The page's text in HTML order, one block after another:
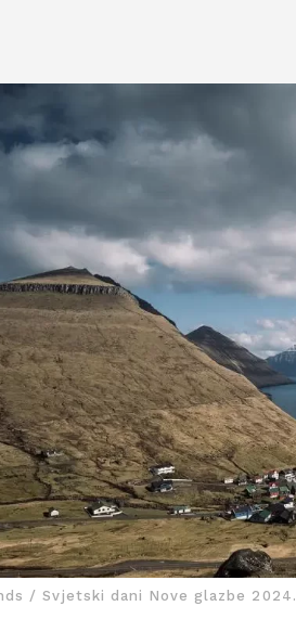
/ Svjetski dani Nove glazbe 2024.